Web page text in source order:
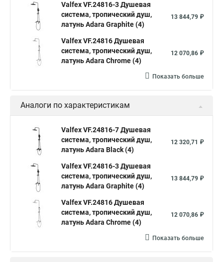
Valfex VF.24816-3 Душевая
система, тропический душ,
латунь Adara Graphite (4)
13 844,79 ₽
Valfex VF.24816 Душевая
система, тропический душ,
латунь Adara Сhrome (4)
12 070,86 ₽
Показать больше
Аналоги по характеристикам
Valfex VF.24816-7 Душевая
система, тропический душ,
латунь Adara Black (4)
12 320,71 ₽
Valfex VF.24816-3 Душевая
система, тропический душ,
латунь Adara Graphite (4)
13 844,79 ₽
Valfex VF.24816 Душевая
система, тропический душ,
латунь Adara Сhrome (4)
12 070,86 ₽
Показать больше